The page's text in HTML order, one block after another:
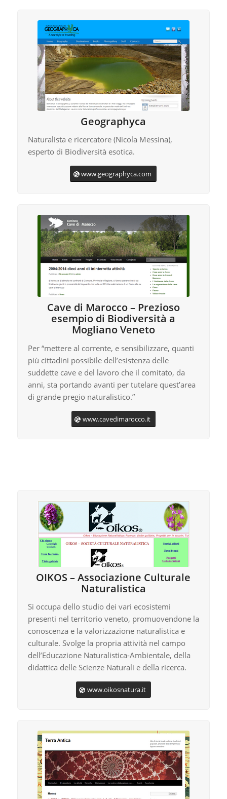
Geographyca
Naturalista e ricercatore (Nicola Messina),
esperto di Biodiversità esotica.
www.geographyca.com
Cave di Marocco – Prezioso
esempio di Biodiversità a
Mogliano Veneto
Per “mettere al corrente, e sensibilizzare, quanti
più cittadini possibile dell’esistenza delle
suddette cave e del lavoro che il comitato, da
anni, sta portando avanti per tutelare quest’area
di grande pregio naturalistico.”
www.cavedimarocco.it
OIKOS – Associazione Culturale
Naturalistica
Si occupa dello studio dei vari ecosistemi
presenti nel territorio veneto, promuovendone la
conoscenza e la valorizzazione naturalistica e
culturale. Svolge la propria attività nel campo
dell’Educazione Naturalistica-Ambientale, della
didattica delle Scienze Naturali e della ricerca.
www.oikosnatura.it